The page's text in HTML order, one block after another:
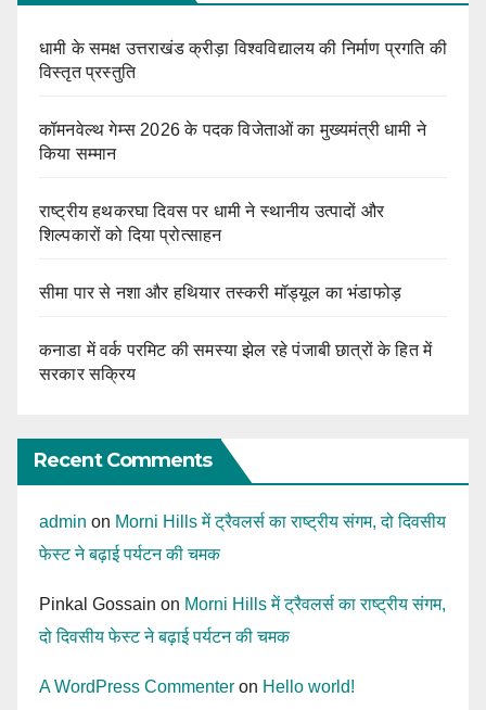
धामी के समक्ष उत्तराखंड क्रीड़ा विश्वविद्यालय की निर्माण प्रगति की
विस्तृत प्रस्तुति
कॉमनवेल्थ गेम्स 2026 के पदक विजेताओं का मुख्यमंत्री धामी ने
किया सम्मान
राष्ट्रीय हथकरघा दिवस पर धामी ने स्थानीय उत्पादों और
शिल्पकारों को दिया प्रोत्साहन
सीमा पार से नशा और हथियार तस्करी मॉड्यूल का भंडाफोड़
कनाडा में वर्क परमिट की समस्या झेल रहे पंजाबी छात्रों के हित में
सरकार सक्रिय
Recent Comments
admin on Morni Hills में ट्रैवलर्स का राष्ट्रीय संगम, दो दिवसीय
फेस्ट ने बढ़ाई पर्यटन की चमक
Pinkal Gossain on Morni Hills में ट्रैवलर्स का राष्ट्रीय संगम,
दो दिवसीय फेस्ट ने बढ़ाई पर्यटन की चमक
A WordPress Commenter on Hello world!